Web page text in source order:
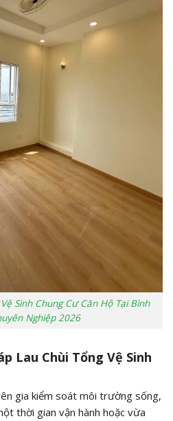
Sinh Chung Cư Căn Hộ Tại Bình
Nghiệp 2026
Lau Chùi Tổng Vệ Sinh
gia kiểm soát môi trường sống,
thời gian vận hành hoặc vừa